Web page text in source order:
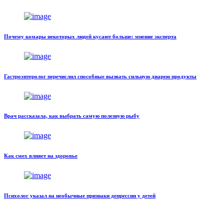
Почему комары некоторых людей кусают больше: мнение эксперта
Гастроэнтеролог перечислил способные вызвать сильную диарею продукты
Врач рассказала, как выбрать самую полезную рыбу
Как смех влияет на здоровье
Психолог указал на необычные признаки депрессии у детей